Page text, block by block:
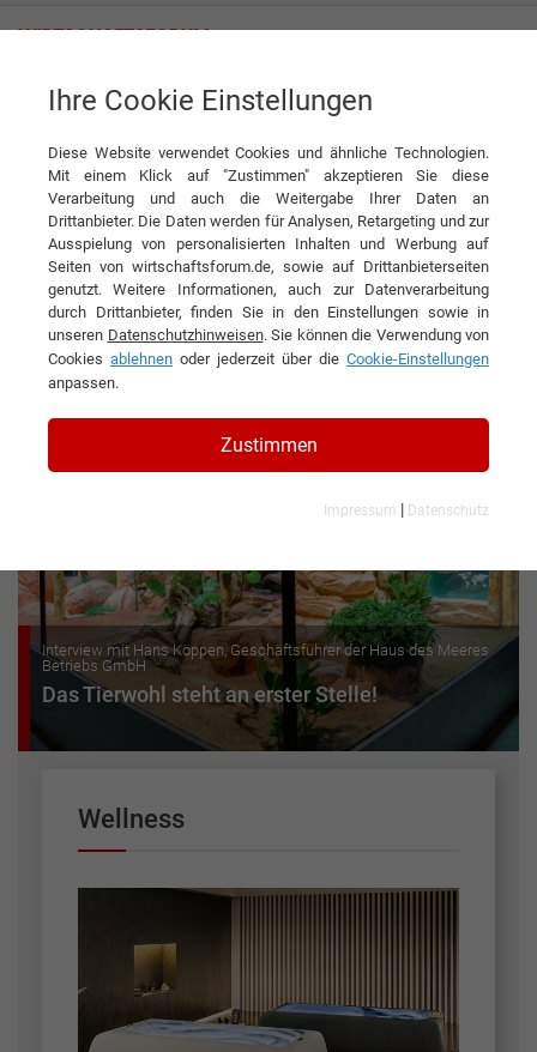
Themenwelten Tourismus & Freizeit
Das Tierwohl steht an erster Stelle!
Interview mit Hans Köppen, Geschäftsführer der Haus des Meeres
Betriebs GmbH
Wellness
Ihre Cookie Einstellungen
Diese Website verwendet Cookies und ähnliche Technologien.
Mit einem Klick auf "Zustimmen" akzeptieren Sie diese
Verarbeitung und auch die Weitergabe Ihrer Daten an
Drittanbieter. Die Daten werden für Analysen, Retargeting und zur
Ausspielung von personalisierten Inhalten und Werbung auf
Seiten von wirtschaftsforum.de, sowie auf Drittanbieterseiten
genutzt. Weitere Informationen, auch zur Datenverarbeitung
durch Drittanbieter, finden Sie in den Einstellungen sowie in
unseren Datenschutzhinweisen. Sie können die Verwendung von
Cookies ablehnen oder jederzeit über die Cookie-Einstellungen
anpassen.
Zustimmen
Impressum | Datenschutz